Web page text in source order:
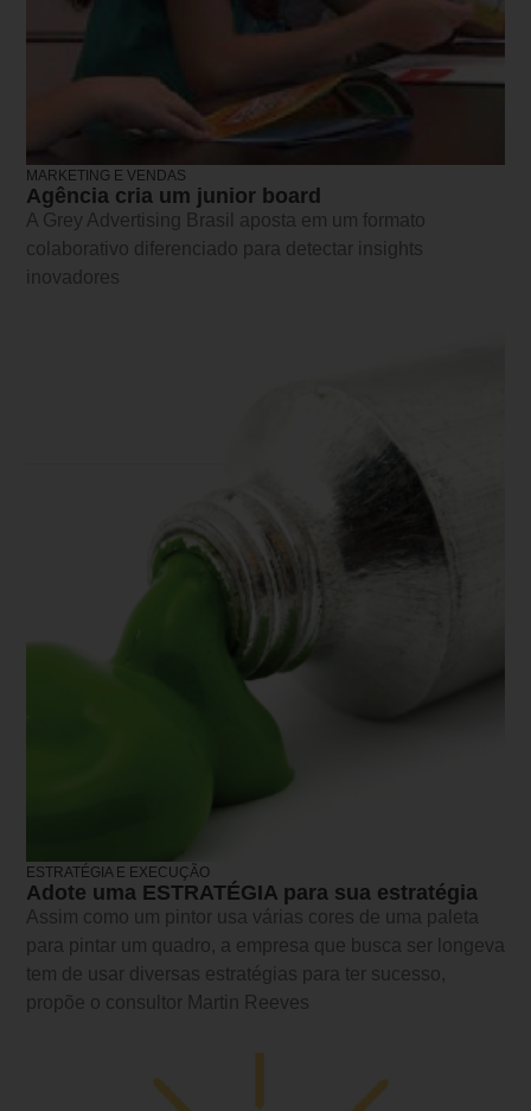
MARKETING E VENDAS
Agência cria um junior board
A Grey Advertising Brasil aposta em um formato
colaborativo diferenciado para detectar insights
inovadores
ESTRATÉGIA E EXECUÇÃO
Adote uma ESTRATÉGIA para sua estratégia
Assim como um pintor usa várias cores de uma paleta
para pintar um quadro, a empresa que busca ser longeva
tem de usar diversas estratégias para ter sucesso,
propõe o consultor Martin Reeves